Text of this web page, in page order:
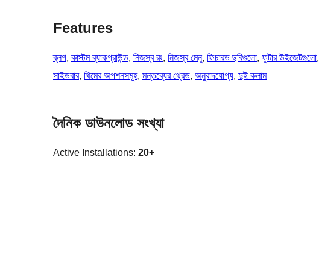
Features
ব্লগ, কাস্টম ব্যাকগ্রাউন্ড, নিজস্ব রং, নিজস্ব মেনু, ফিচারড ছবিগুলো, ফুটার উইজেটগুলো,
সাইডবার, থিমের অপশনসমূহ, মন্তব্যের থ্রেড, অনুবাদযোগ্য, দুই কলাম
দৈনিক ডাউনলোড সংখ্যা
Active Installations: 20+